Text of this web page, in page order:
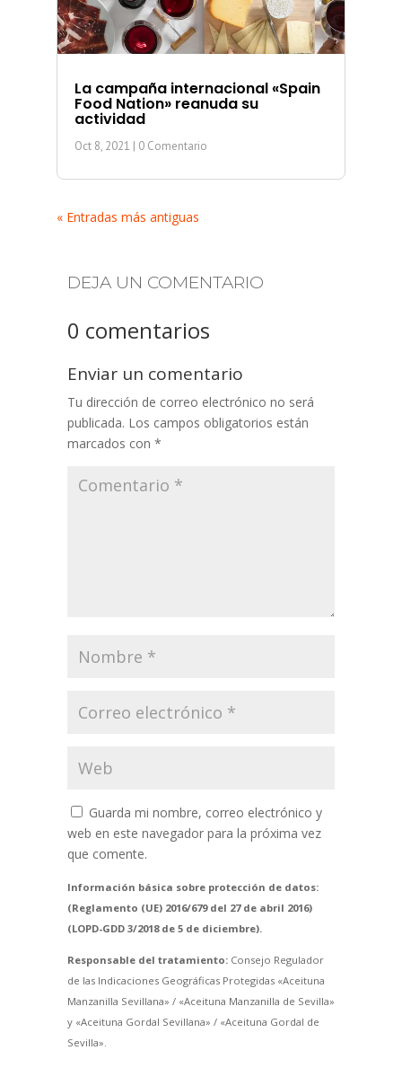
La campaña internacional «Spain
Food Nation» reanuda su
actividad
Oct 8, 2021 | 0 Comentario
« Entradas más antiguas
DEJA UN COMENTARIO
0 comentarios
Enviar un comentario
Tu dirección de correo electrónico no será
publicada. Los campos obligatorios están
marcados con *
Guarda mi nombre, correo electrónico y
web en este navegador para la próxima vez
que comente.
Información básica sobre protección de datos:
(Reglamento (UE) 2016/679 del 27 de abril 2016)
(LOPD-GDD 3/2018 de 5 de diciembre).
Responsable del tratamiento:Consejo Regulador
de las Indicaciones Geográficas Protegidas «Aceituna
Manzanilla Sevillana» / «Aceituna Manzanilla de Sevilla»
y «Aceituna Gordal Sevillana» / «Aceituna Gordal de
Sevilla».